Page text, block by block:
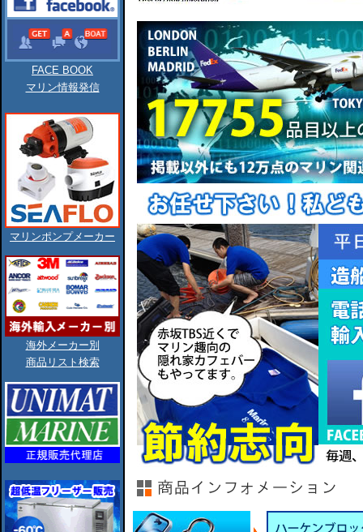
FACE BOOK
マリン情報発信
マリンポンプメーカー
海外メーカー別
商品リスト検索